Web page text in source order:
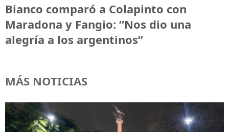
Bianco comparó a Colapinto con
Maradona y Fangio: “Nos dio una
alegría a los argentinos”
MÁS NOTICIAS